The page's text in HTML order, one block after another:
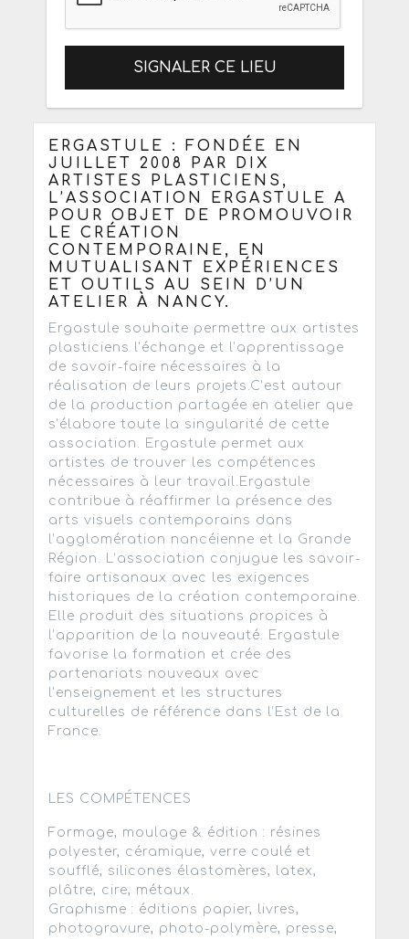
SIGNALER CE LIEU
ERGASTULE : FONDÉE EN
JUILLET 2008 PAR DIX
ARTISTES PLASTICIENS,
L’ASSOCIATION ERGASTULE A
POUR OBJET DE PROMOUVOIR
LE CRÉATION
CONTEMPORAINE, EN
MUTUALISANT EXPÉRIENCES
ET OUTILS AU SEIN D’UN
ATELIER À NANCY.
Ergastule souhaite permettre aux artistes
plasticiens l’échange et l’apprentissage
de savoir-faire nécessaires à la
réalisation de leurs projets.C’est autour
de la production partagée en atelier que
s’élabore toute la singularité de cette
association. Ergastule permet aux
artistes de trouver les compétences
nécessaires à leur travail.Ergastule
contribue à réaffirmer la présence des
arts visuels contemporains dans
l’agglomération nancéienne et la Grande
Région. L’association conjugue les savoir-
faire artisanaux avec les exigences
historiques de la création contemporaine.
Elle produit des situations propices à
l’apparition de la nouveauté. Ergastule
favorise la formation et crée des
partenariats nouveaux avec
l’enseignement et les structures
culturelles de référence dans l’Est de la
France.
LES COMPÉTENCES
Formage, moulage & édition : résines
polyester, céramique, verre coulé et
soufflé, silicones élastomères, latex,
plâtre, cire, métaux.
Graphisme : éditions papier, livres,
photogravure, photo-polymère, presse,